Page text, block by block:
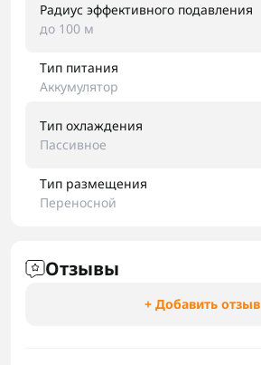
Радиус эффективного подавления
до 100 м
Тип питания
Аккумулятор
Тип охлаждения
Пассивное
Тип размещения
Переносной
Отзывы
+ Добавить отзыв